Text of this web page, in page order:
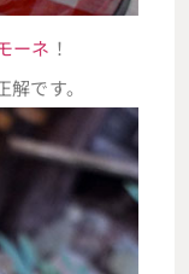
ーネ ！
です。